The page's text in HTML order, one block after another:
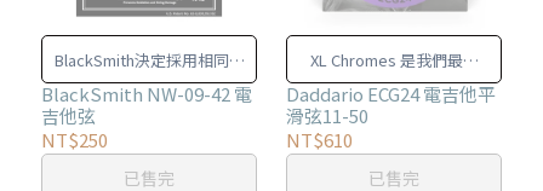
BlackSmith決定採用相同的
精密製造理念與技法
BlackSmith NW-09-42 電
吉他弦
NT$250
已售完
XL Chromes 是我們最溫
暖、最柔和的電吉他琴弦。
Daddario ECG24 電吉他平
滑弦11-50
NT$610
已售完